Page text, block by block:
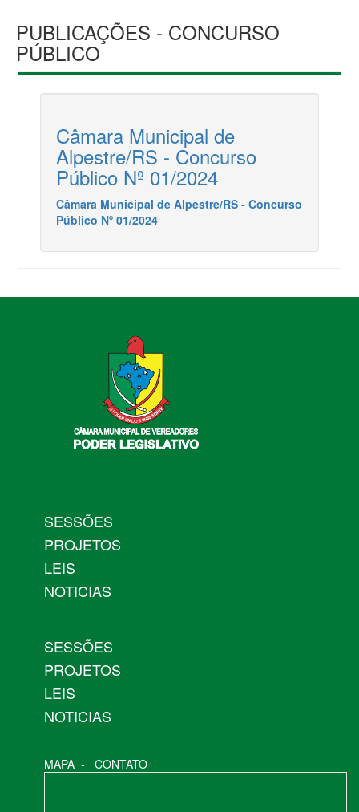
PUBLICAÇÕES - CONCURSO
PÚBLICO
Câmara Municipal de
Alpestre/RS - Concurso
Público Nº 01/2024
Câmara Municipal de Alpestre/RS - Concurso
Público Nº 01/2024
SESSÕES
PROJETOS
LEIS
NOTICIAS
SESSÕES
PROJETOS
LEIS
NOTICIAS
MAPA - CONTATO